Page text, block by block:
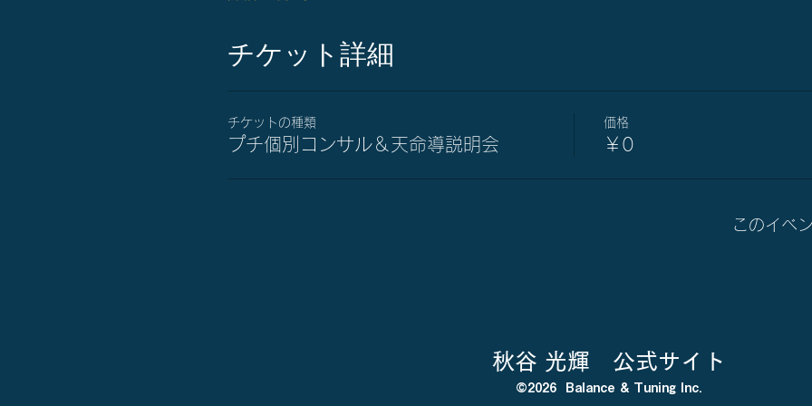
チケット詳細
チケットの種類
プチ個別コンサル＆天命導説明会
価格
￥0
このイベ
秋谷 光輝 公式サイト
©2026 Balance & Tuning Inc.